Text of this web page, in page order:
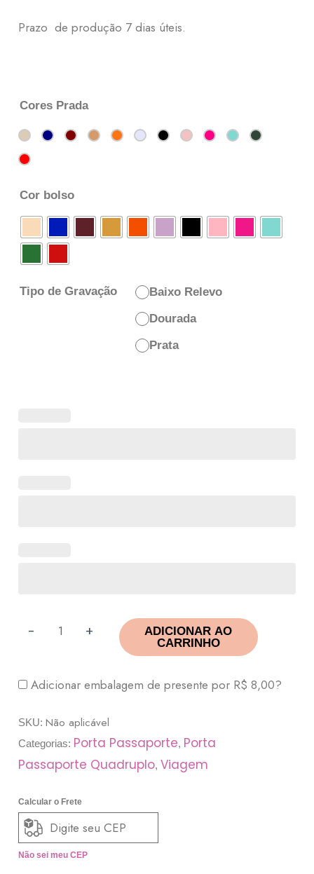
Prazo de produção 7 dias úteis.
Cores Prada
Cor bolso
Tipo de Gravação
Baixo Relevo
Dourada
Prata
- +
ADICIONAR AO
CARRINHO
Adicionar embalagem de presente por R$ 8,00?
SKU:Não aplicável
Categorias: Porta Passaporte, Porta
Passaporte Quadruplo, Viagem
Calcular o Frete
Não sei meu CEP